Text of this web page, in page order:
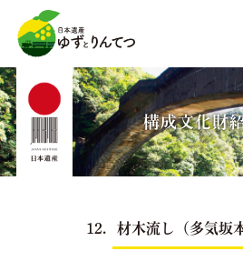
HOME
ゆずとりんてつ
ツアー・体験プログ
構成文化財
12．材木流し（多気坂